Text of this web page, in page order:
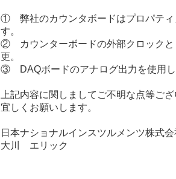
① 弊社のカウンタボードはプロパティ
す。
② カウンターボードの外部クロックと
更。
③ DAQボードのアナログ出力を使用し
上記内容に関しましてご不明な点等ご
宜しくお願いします。
日本ナショナルインスツルメンツ株式会
大川 エリック